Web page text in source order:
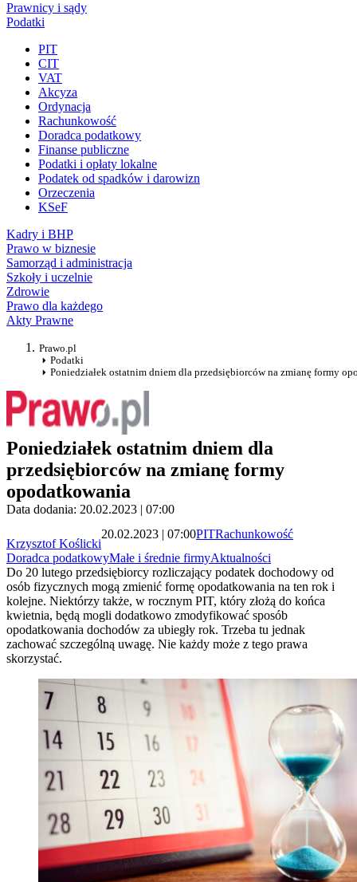
Prawnicy i sądy
Podatki
PIT
CIT
VAT
Akcyza
Ordynacja
Rachunkowość
Doradca podatkowy
Finanse publiczne
Podatki i opłaty lokalne
Podatek od spadków i darowizn
Orzeczenia
KSeF
Kadry i BHP
Prawo w biznesie
Samorząd i administracja
Szkoły i uczelnie
Zdrowie
Prawo dla każdego
Akty Prawne
Prawo.pl
Podatki
Poniedziałek ostatnim dniem dla przedsiębiorców na zmianę formy
Poniedziałek ostatnim dniem dla
przedsiębiorców na zmianę formy
opodatkowania
Data dodania: 20.02.2023 | 07:00
Krzysztof Koślicki
20.02.2023 | 07:00PITRachunkowość
Doradca podatkowyMałe i średnie firmyAktualności
Do 20 lutego przedsiębiorcy rozliczający podatek dochodowy od
osób fizycznych mogą zmienić formę opodatkowania na ten rok i
kolejne. Niektórzy także, w rocznym PIT, który złożą do końca
kwietnia, będą mogli dodatkowo zmodyfikować sposób
opodatkowania dochodów za ubiegły rok. Trzeba tu jednak
zachować szczególną uwagę. Nie każdy może z tego prawa
skorzystać.